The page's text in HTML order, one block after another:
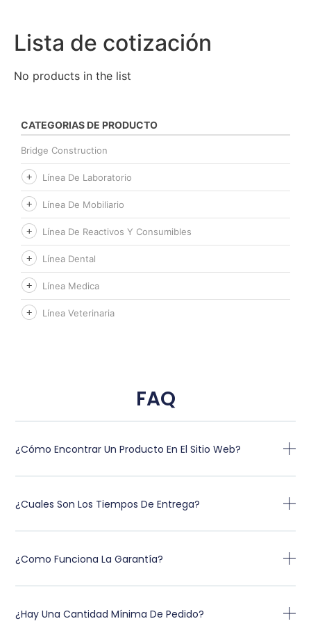
Lista de cotización
No products in the list
CATEGORIAS DE PRODUCTO
Bridge Construction
Línea De Laboratorio
Línea De Mobiliario
Línea De Reactivos Y Consumibles
Línea Dental
Línea Medica
Línea Veterinaria
FAQ
¿Cómo Encontrar Un Producto En El Sitio Web?
¿Cuales Son Los Tiempos De Entrega?
¿Como Funciona La Garantía?
¿Hay Una Cantidad Mínima De Pedido?